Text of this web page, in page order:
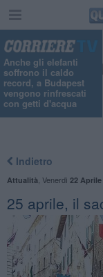
Anche gli elefanti
soffrono il caldo
record, a Budapest
vengono rinfrescati
con getti d'acqua
Indietro
Attualità Venerdì 22 Aprile
25 aprile, il